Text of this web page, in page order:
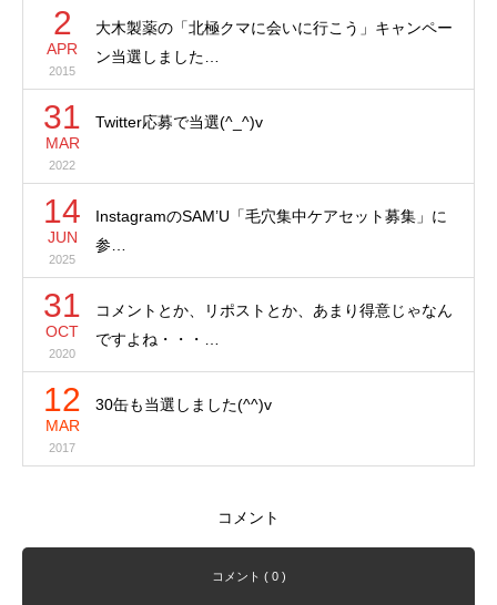
2
APR
2015
大木製薬の「北極クマに会いに行こう」キャンペー
ン当選しました…
31
MAR
2022
Twitter応募で当選(^_^)v
14
JUN
2025
InstagramのSAM’U「毛穴集中ケアセット募集」に
参…
31
OCT
2020
コメントとか、リポストとか、あまり得意じゃなん
ですよね・・・…
12
MAR
2017
30缶も当選しました(^^)v
コメント
コメント ( 0 )